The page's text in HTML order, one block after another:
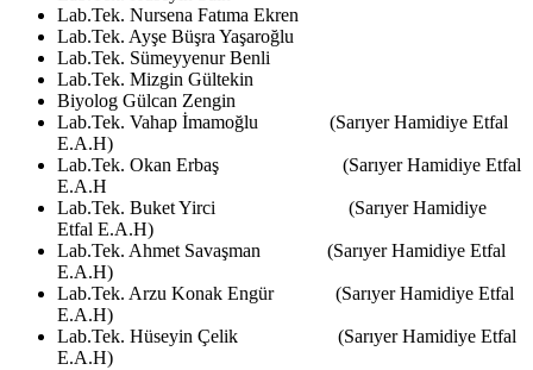
Lab.Tek. Nursena Fatıma Ekren
Lab.Tek. Ayşe Büşra Yaşaroğlu
Lab.Tek. Sümeyyenur Benli
Lab.Tek. Mizgin Gültekin
Biyolog Gülcan Zengin
Lab.Tek. Vahap İmamoğlu (Sarıyer Hamidiye Etfal
E.A.H)
Lab.Tek. Okan Erbaş (Sarıyer Hamidiye Etfal
E.A.H
Lab.Tek. Buket Yirci (Sarıyer Hamidiye
Etfal E.A.H)
Lab.Tek. Ahmet Savaşman (Sarıyer Hamidiye Etfal
E.A.H)
Lab.Tek. Arzu Konak Engür (Sarıyer Hamidiye Etfal
E.A.H)
Lab.Tek. Hüseyin Çelik (Sarıyer Hamidiye Etfal
E.A.H)